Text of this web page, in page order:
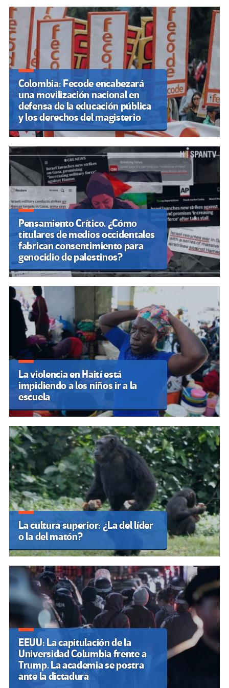
de
entradas
Colombia: Fecode encabezará
una movilización nacional en
defensa de la educación pública
y los derechos del magisterio
Pensamiento Crítico. ¿Cómo
titulares de medios occidentales
fabrican consentimiento para
genocidio de palestinos?
La violencia en Haití está
impidiendo a los niños ir a la
escuela
La cultura superior: ¿La del líder
o la del matón?
EEUU: La capitulación de la
Universidad Columbia frente a
Trump. La academia se postra
ante la dictadura